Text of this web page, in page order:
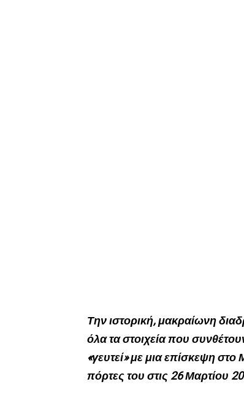
Την ιστορική, μακραίωνη
όλα τα στοιχεία που
«γευτεί» με μια επίσκεψη
πόρτες του στις 26 Μαρτίου